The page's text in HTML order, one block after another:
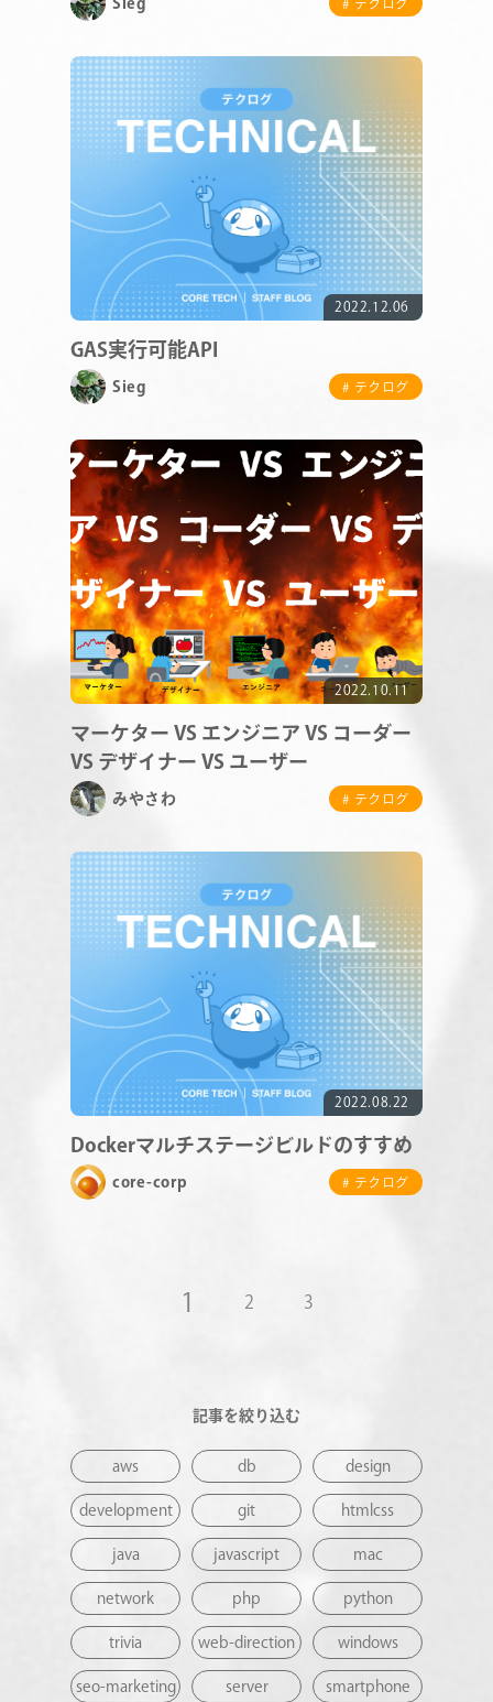
COMPANY
SERVICE
STAFF BLOG
NEWS
CONTACT
RECRUIT
Sieg # テクログ
2022.12.06
GAS実行可能API
Sieg # テクログ
2022.10.11
マーケター VS エンジニア VS コーダー
VS デザイナー VS ユーザー
みやさわ # テクログ
2022.08.22
Dockerマルチステージビルドのすすめ
core-corp # テクログ
1 2 3
記事を絞り込む
aws db design
development git htmlcss
java javascript mac
network php python
trivia web-direction windows
seo-marketing server smartphone